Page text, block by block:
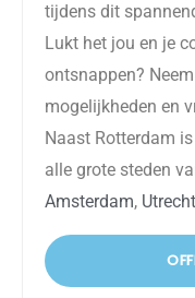
tijdens dit
Lukt het jou en je
ontsnappen? Neem
mogelijkheden en
Naast Rotterdam
alle grote steden
Amsterdam, Utrecht